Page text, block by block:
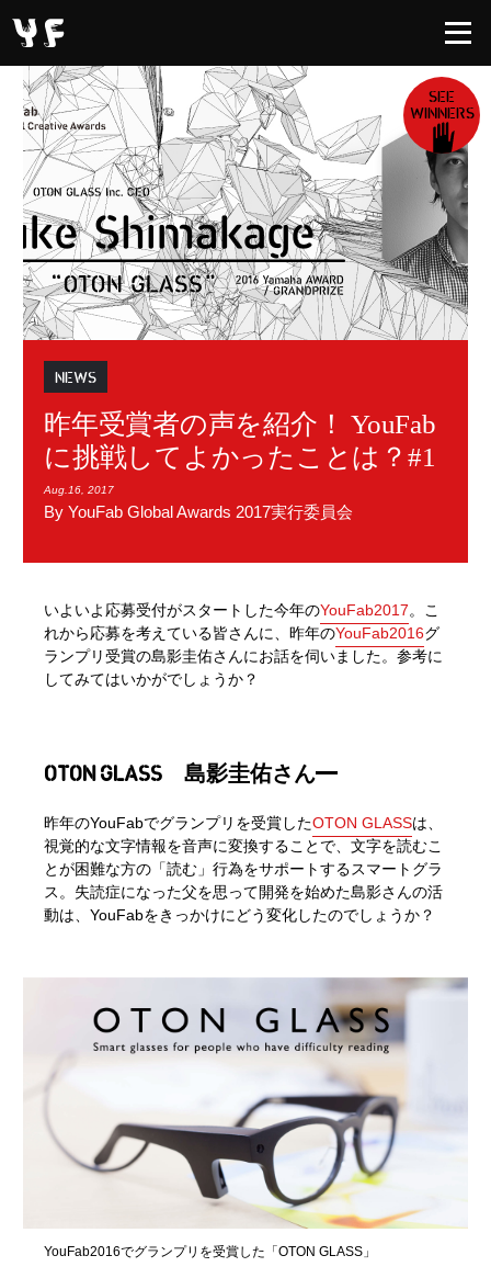
SEE
WINNERS
NEWS
昨年受賞者の声を紹介！ YouFab
に挑戦してよかったことは？#1
Aug.16, 2017
By YouFab Global Awards 2017実行委員会
いよいよ応募受付がスタートした今年のYouFab2017。こ
れから応募を考えている皆さんに、昨年のYouFab2016グ
ランプリ受賞の島影圭佑さんにお話を伺いました。参考に
してみてはいかがでしょうか？
OTON GLASS 島影圭佑さん
昨年のYouFabでグランプリを受賞したOTON GLASSは、
視覚的な文字情報を音声に変換することで、文字を読むこ
とが困難な方の「読む」行為をサポートするスマートグラ
ス。失読症になった父を思って開発を始めた島影さんの活
動は、YouFabをきっかけにどう変化したのでしょうか？
YouFab2016でグランプリを受賞した「OTON GLASS」